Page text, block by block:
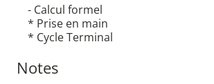
- Calcul formel
* Prise en main
* Cycle Terminal
Notes